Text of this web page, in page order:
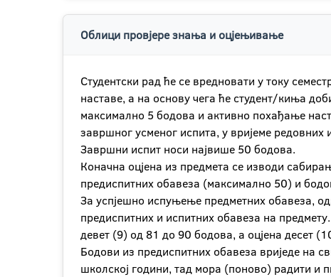
Облици провјере знања и оцјењивање
Студентски рад ће се вредновати у току
наставе, а на основу чега ће студент/киња
максимално 5 бодова и активно похађање
завршног усменог испита, у вријеме
Завршни испит носи највише 50 бодова.
Коначна оцјена из предмета се изводи
предиспитних обавеза (максимално 50) и
За успјешно испуњење предметних обавеза,
предиспитних и испитних обавеза на
девет (9) од 81 до 90 бодова, а оцјена десет
Бодови из предиспитних обавеза вриједе на
школској години, тад мора (поново) радити и